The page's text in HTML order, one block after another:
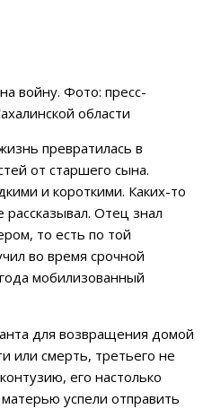
войну. Фото: пресс-
области
превратилась в
от старшего сына.
и короткими. Каких-то
Отец знал
то есть по той
во время срочной
мобилизованный
для возвращения домой
или смерть, третьего не
его настолько
успели отправить